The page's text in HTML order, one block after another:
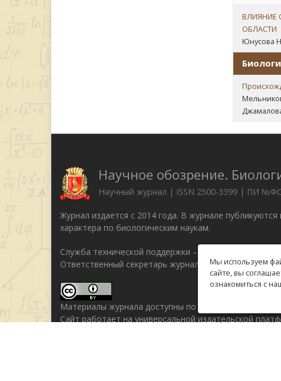
ВЛИЯНИЕ
ОБЛАСТИ
Юнусова
Научное обозрение.
Научный журнал | ISSN 2500-3399 | ПИ
Журнал издается с 2014 года. В журнале
характера по биологическим наукам.
Служба технической поддержки –
Ответственный секретарь журнала Бизенкова М.Н. –
Материалы журнала доступны по
Сайт работает на универсальной издательской
Мы используем
сайте, вы
ознакомиться с